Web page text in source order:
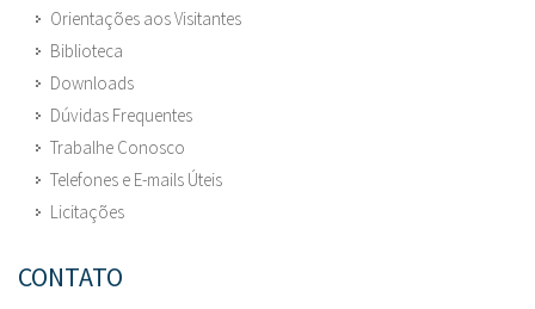
Orientações aos Visitantes
Biblioteca
Downloads
Dúvidas Frequentes
Trabalhe Conosco
Telefones e E-mails Úteis
Licitações
CONTATO